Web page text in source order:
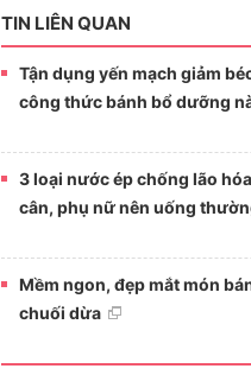
TIN LIÊN QUAN
Tận dụng yến mạch giảm
công thức bánh bổ dưỡng
3 loại nước ép chống lão
cân, phụ nữ nên uống
Mềm ngon, đẹp mắt món
chuối dừa